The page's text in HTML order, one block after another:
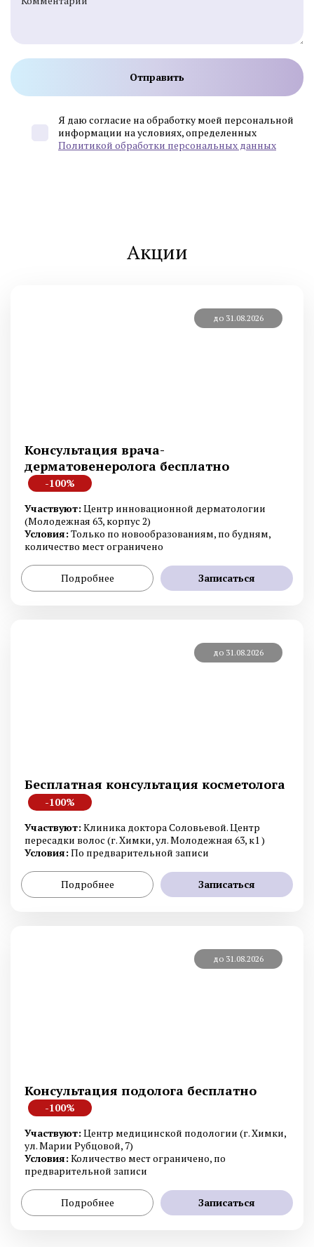
Я даю согласие на обработку моей персональной
информации на условиях, определенных
Политикой обработки персональных данных
Акции
до 31.08.2026
Консультация врача-
дерматовенеролога бесплатно
-100%
Участвуют: Центр инновационной дерматологии
(Молодежная 63, корпус 2)
Условия: Только по новообразованиям, по будням,
количество мест ограничено
Подробнее Записаться
до 31.08.2026
Бесплатная консультация косметолога
-100%
Участвуют: Клиника доктора Соловьевой. Центр
пересадки волос (г. Химки, ул. Молодежная 63, к1 )
Условия: По предварительной записи
Подробнее Записаться
до 31.08.2026
Консультация подолога бесплатно
-100%
Участвуют: Центр медицинской подологии (г. Химки,
ул. Марии Рубцовой, 7)
Условия: Количество мест ограничено, по
предварительной записи
Подробнее Записаться